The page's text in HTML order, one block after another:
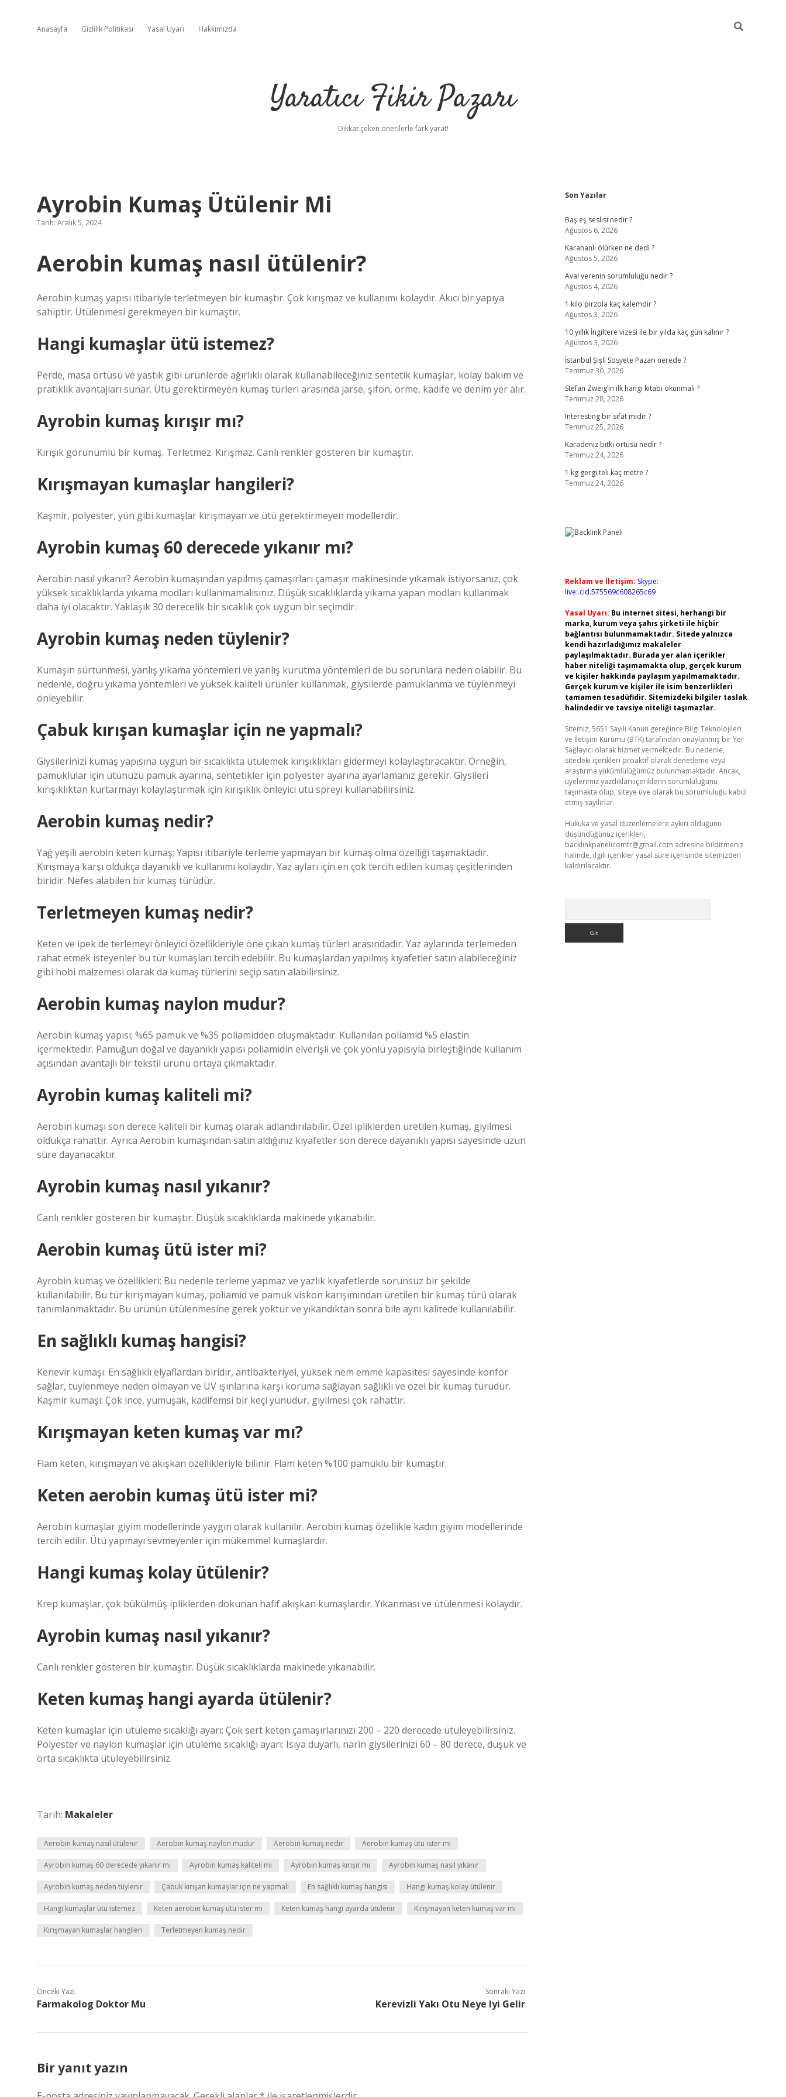
Anasayfa Gizlilik Politikası Yasal Uyarı Hakkımızda
Yaratıcı Fikir Pazarı
Dikkat çeken önerilerle fark yarat!
Ayrobin Kumaş Ütülenir Mi
Tarih: Aralık 5, 2024
Aerobin kumaş nasıl ütülenir?
Aerobin kumaş yapısı itibariyle terletmeyen bir kumaştır. Çok kırışmaz ve kullanımı kolaydır. Akıcı bir yapıya
sahiptir. Ütülenmesi gerekmeyen bir kumaştır.
Hangi kumaşlar ütü istemez?
Perde, masa örtüsü ve yastık gibi ürünlerde ağırlıklı olarak kullanabileceğiniz sentetik kumaşlar, kolay bakım ve
pratiklik avantajları sunar. Ütü gerektirmeyen kumaş türleri arasında jarse, şifon, örme, kadife ve denim yer alır.
Ayrobin kumaş kırışır mı?
Kırışık görünümlü bir kumaş. Terletmez. Kırışmaz. Canlı renkler gösteren bir kumaştır.
Kırışmayan kumaşlar hangileri?
Kaşmir, polyester, yün gibi kumaşlar kırışmayan ve ütü gerektirmeyen modellerdir.
Ayrobin kumaş 60 derecede yıkanır mı?
Aerobin nasıl yıkanır? Aerobin kumaşından yapılmış çamaşırları çamaşır makinesinde yıkamak istiyorsanız, çok
yüksek sıcaklıklarda yıkama modları kullanmamalısınız. Düşük sıcaklıklarda yıkama yapan modları kullanmak
daha iyi olacaktır. Yaklaşık 30 derecelik bir sıcaklık çok uygun bir seçimdir.
Ayrobin kumaş neden tüylenir?
Kumaşın sürtünmesi, yanlış yıkama yöntemleri ve yanlış kurutma yöntemleri de bu sorunlara neden olabilir. Bu
nedenle, doğru yıkama yöntemleri ve yüksek kaliteli ürünler kullanmak, giysilerde pamuklanma ve tüylenmeyi
önleyebilir.
Çabuk kırışan kumaşlar için ne yapmalı?
Giysilerinizi kumaş yapısına uygun bir sıcaklıkta ütülemek kırışıklıkları gidermeyi kolaylaştıracaktır. Örneğin,
pamuklular için ütünüzü pamuk ayarına, sentetikler için polyester ayarına ayarlamanız gerekir. Giysileri
kırışıklıktan kurtarmayı kolaylaştırmak için kırışıklık önleyici ütü spreyi kullanabilirsiniz.
Aerobin kumaş nedir?
Yağ yeşili aerobin keten kumaş; Yapısı itibariyle terleme yapmayan bir kumaş olma özelliği taşımaktadır.
Kırışmaya karşı oldukça dayanıklı ve kullanımı kolaydır. Yaz ayları için en çok tercih edilen kumaş çeşitlerinden
biridir. Nefes alabilen bir kumaş türüdür.
Terletmeyen kumaş nedir?
Keten ve ipek de terlemeyi önleyici özellikleriyle öne çıkan kumaş türleri arasındadır. Yaz aylarında terlemeden
rahat etmek isteyenler bu tür kumaşları tercih edebilir. Bu kumaşlardan yapılmış kıyafetler satın alabileceğiniz
gibi hobi malzemesi olarak da kumaş türlerini seçip satın alabilirsiniz.
Aerobin kumaş naylon mudur?
Aerobin kumaş yapısı; %65 pamuk ve %35 poliamidden oluşmaktadır. Kullanılan poliamid %5 elastin
içermektedir. Pamuğun doğal ve dayanıklı yapısı poliamidin elverişli ve çok yönlü yapısıyla birleştiğinde kullanım
açısından avantajlı bir tekstil ürünü ortaya çıkmaktadır.
Ayrobin kumaş kaliteli mi?
Aerobin kumaşı son derece kaliteli bir kumaş olarak adlandırılabilir. Özel ipliklerden üretilen kumaş, giyilmesi
oldukça rahattır. Ayrıca Aerobin kumaşından satın aldığınız kıyafetler son derece dayanıklı yapısı sayesinde uzun
süre dayanacaktır.
Ayrobin kumaş nasıl yıkanır?
Canlı renkler gösteren bir kumaştır. Düşük sıcaklıklarda makinede yıkanabilir.
Aerobin kumaş ütü ister mi?
Ayrobin kumaş ve özellikleri: Bu nedenle terleme yapmaz ve yazlık kıyafetlerde sorunsuz bir şekilde
kullanılabilir. Bu tür kırışmayan kumaş, poliamid ve pamuk viskon karışımından üretilen bir kumaş türü olarak
tanımlanmaktadır. Bu ürünün ütülenmesine gerek yoktur ve yıkandıktan sonra bile aynı kalitede kullanılabilir.
En sağlıklı kumaş hangisi?
Kenevir kumaşı: En sağlıklı elyaflardan biridir, antibakteriyel, yüksek nem emme kapasitesi sayesinde konfor
sağlar, tüylenmeye neden olmayan ve UV ışınlarına karşı koruma sağlayan sağlıklı ve özel bir kumaş türüdür.
Kaşmir kumaşı: Çok ince, yumuşak, kadifemsi bir keçi yünüdür, giyilmesi çok rahattır.
Kırışmayan keten kumaş var mı?
Flam keten, kırışmayan ve akışkan özellikleriyle bilinir. Flam keten %100 pamuklu bir kumaştır.
Keten aerobin kumaş ütü ister mi?
Aerobin kumaşlar giyim modellerinde yaygın olarak kullanılır. Aerobin kumaş özellikle kadın giyim modellerinde
tercih edilir. Ütü yapmayı sevmeyenler için mükemmel kumaşlardır.
Hangi kumaş kolay ütülenir?
Krep kumaşlar, çok bükülmüş ipliklerden dokunan hafif akışkan kumaşlardır. Yıkanması ve ütülenmesi kolaydır.
Ayrobin kumaş nasıl yıkanır?
Canlı renkler gösteren bir kumaştır. Düşük sıcaklıklarda makinede yıkanabilir.
Keten kumaş hangi ayarda ütülenir?
Keten kumaşlar için ütüleme sıcaklığı ayarı: Çok sert keten çamaşırlarınızı 200 – 220 derecede ütüleyebilirsiniz.
Polyester ve naylon kumaşlar için ütüleme sıcaklığı ayarı: Isıya duyarlı, narin giysilerinizi 60 – 80 derece, düşük ve
orta sıcaklıkta ütüleyebilirsiniz.
Tarih: Makaleler
Aerobin kumaş nasıl ütülenir Aerobin kumaş naylon mudur Aerobin kumaş nedir Aerobin kumaş ütü ister mi
Ayrobin kumaş 60 derecede yıkanır mı Ayrobin kumaş kaliteli mi Ayrobin kumaş kırışır mı Ayrobin kumaş nasıl yıkanır
Ayrobin kumaş neden tüylenir Çabuk kırışan kumaşlar için ne yapmalı En sağlıklı kumaş hangisi Hangi kumaş kolay ütülenir
Hangi kumaşlar ütü istemez Keten aerobin kumaş ütü ister mi Keten kumaş hangi ayarda ütülenir Kırışmayan keten kumaş var mı
Kırışmayan kumaşlar hangileri Terletmeyen kumaş nedir
Önceki Yazı
Farmakolog Doktor Mu
Sonraki Yazı
Kerevizli Yakı Otu Neye Iyi Gelir
Bir yanıt yazın
Sidebar
Son Yazılar
Baş eş seslisi nedir ?
Ağustos 6, 2026
Karahanlı ölürken ne dedi ?
Ağustos 5, 2026
Aval verenin sorumluluğu nedir ?
Ağustos 4, 2026
1 kilo pirzola kaç kalemdir ?
Ağustos 3, 2026
10 yıllık İngiltere vizesi ile bir yılda kaç gün kalınır ?
Ağustos 3, 2026
İstanbul Şişli Sosyete Pazarı nerede ?
Temmuz 30, 2026
Stefan Zweig’in ilk hangi kitabı okunmalı ?
Temmuz 28, 2026
Interesting bir sıfat mıdır ?
Temmuz 25, 2026
Karadeniz bitki örtüsü nedir ?
Temmuz 24, 2026
1 kg gergi teli kaç metre ?
Temmuz 24, 2026
Reklam ve İletişim: Skype:
live:.cid.575569c608265c69
Yasal Uyarı: Bu internet sitesi, herhangi bir
marka, kurum veya şahıs şirketi ile hiçbir
bağlantısı bulunmamaktadır. Sitede yalnızca
kendi hazırladığımız makaleler
paylaşılmaktadır. Burada yer alan içerikler
haber niteliği taşımamakta olup, gerçek kurum
ve kişiler hakkında paylaşım yapılmamaktadır.
Gerçek kurum ve kişiler ile isim benzerlikleri
tamamen tesadüfidir. Sitemizdeki bilgiler taslak
halindedir ve tavsiye niteliği taşımazlar.
Sitemiz, 5651 Sayılı Kanun gereğince Bilgi Teknolojileri
ve İletişim Kurumu (BTK) tarafından onaylanmış bir Yer
Sağlayıcı olarak hizmet vermektedir. Bu nedenle,
sitedeki içerikleri proaktif olarak denetleme veya
araştırma yükümlülüğümüz bulunmamaktadır. Ancak,
üyelerimiz yazdıkları içeriklerin sorumluluğunu
taşımakta olup, siteye üye olarak bu sorumluluğu kabul
etmiş sayılırlar.
Hukuka ve yasal düzenlemelere aykırı olduğunu
düşündüğünüz içerikleri,
backlinkpanelicomtr@gmail.com adresine bildirmeniz
halinde, ilgili içerikler yasal süre içerisinde sitemizden
kaldırılacaktır.